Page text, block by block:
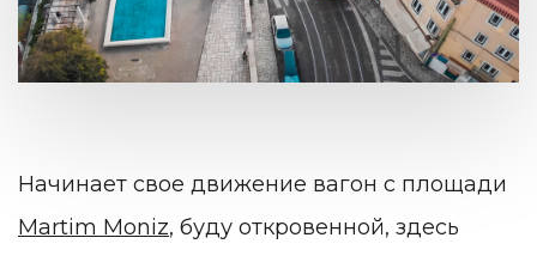
Начинает свое движение вагон с площади
Martim Moniz, буду откровенной, здесь